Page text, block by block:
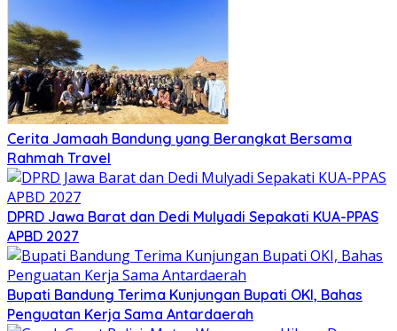
Cerita Jamaah Bandung yang Berangkat Bersama
Rahmah Travel
DPRD Jawa Barat dan Dedi Mulyadi Sepakati KUA-PPAS
APBD 2027
Bupati Bandung Terima Kunjungan Bupati OKI, Bahas
Penguatan Kerja Sama Antardaerah